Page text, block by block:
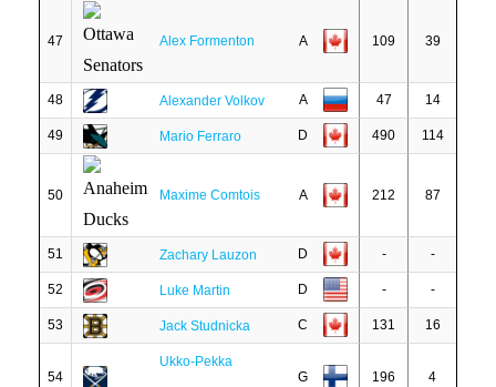
47 Alex Formenton A 109 39
48 Alexander Volkov A 47 14
49 Mario Ferraro D 490 114
50 Maxime Comtois A 212 87
51 Zachary Lauzon D - -
52 Luke Martin D - -
53 Jack Studnicka C 131 16
54
Ukko-Pekka
G 196 4